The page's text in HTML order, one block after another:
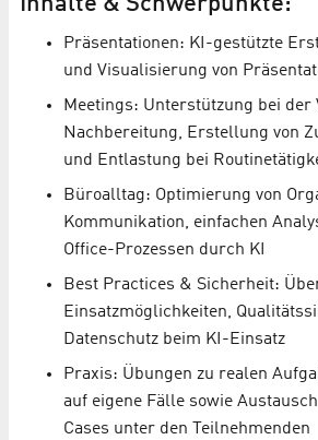
Präsentationen: KI-gestützte
und Visualisierung von
Meetings: Unterstützung bei der
Nachbereitung, Erstellung von
und Entlastung bei
Büroalltag: Optimierung von
Kommunikation, einfachen
Office-Prozessen durch KI
Best Practices & Sicherheit:
Einsatzmöglichkeiten,
Datenschutz beim KI-Einsatz
Praxis: Übungen zu realen
auf eigene Fälle sowie
Cases unter den Teilnehmenden